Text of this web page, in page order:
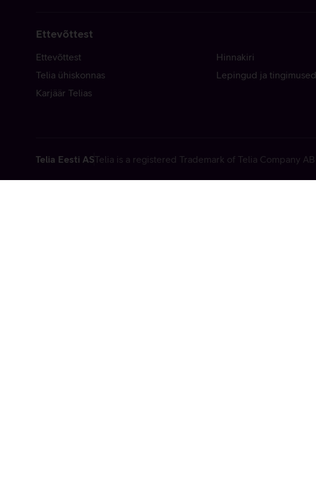
Ettevõttest
Ettevõttest
Telia ühiskonnas
Karjäär Telias
Hinnakiri
Lepingud ja tingimused
Telia Eesti ASTelia is a registered Trademark of Telia Company AB